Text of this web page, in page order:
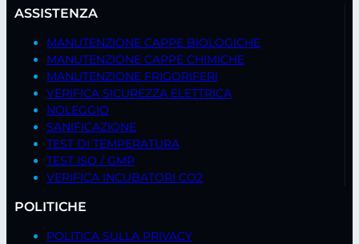
ASSISTENZA
MANUTENZIONE CAPPE BIOLOGICHE
MANUTENZIONE CAPPE CHIMICHE
MANUTENZIONE FRIGORIFERI
VERIFICA SICUREZZA ELETTRICA
NOLEGGIO
SANIFICAZIONE
TEST DI TEMPERATURA
TEST ISO / GMP
VERIFICA INCUBATORI CO2
POLITICHE
POLITICA SULLA PRIVACY